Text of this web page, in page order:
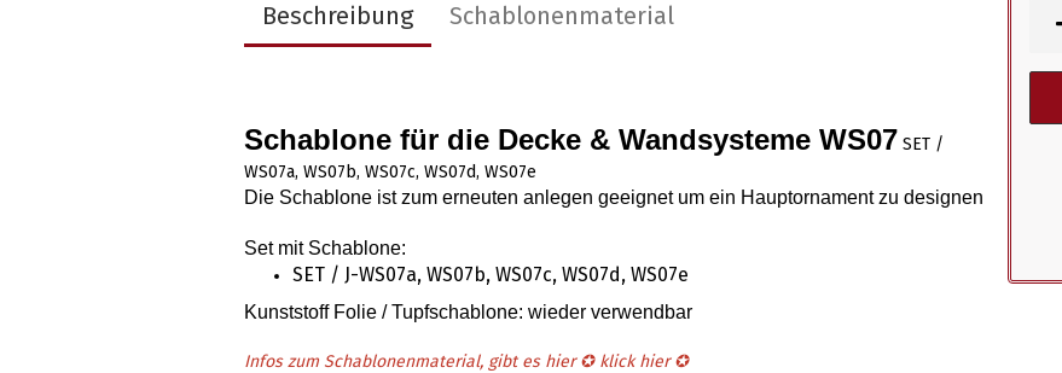
Beschreibung Schablonenmaterial
Schablone für die Decke & Wandsysteme WS07 SET /
WS07a, WS07b, WS07c, WS07d, WS07e
Die Schablone ist zum erneuten anlegen geeignet um ein Hauptornament zu designen
Set mit Schablone:
SET / J-WS07a, WS07b, WS07c, WS07d, WS07e
Kunststoff Folie / Tupfschablone: wieder verwendbar
Infos zum Schablonenmaterial, gibt es hier ✪ klick hier✪